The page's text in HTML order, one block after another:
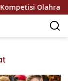
Olahraga